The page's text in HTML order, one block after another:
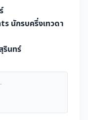
นักรบครึ่งเทวดา
รินทร์